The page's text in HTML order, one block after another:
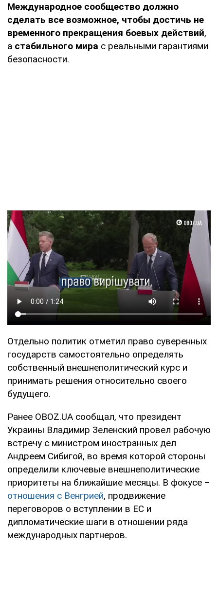
Международное сообщество должно
сделать все возможное, чтобы достичь не
временного прекращения боевых действий,
а стабильного мира с реальными гарантиями
безопасности.
Отдельно политик отметил право суверенных
государств самостоятельно определять
собственный внешнеполитический курс и
принимать решения относительно своего
будущего.
Ранее OBOZ.UA сообщал, что президент
Украины Владимир Зеленский провел рабочую
встречу с министром иностранных дел
Андреем Сибигой, во время которой стороны
определили ключевые внешнеполитические
приоритеты на ближайшие месяцы. В фокусе –
отношения с Венгрией, продвижение
переговоров о вступлении в ЕС и
дипломатические шаги в отношении ряда
международных партнеров.